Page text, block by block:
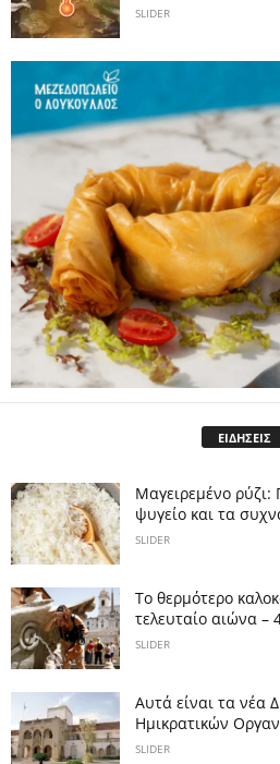
SLIDER
ΕΙΔΗΣΕΙΣ
Μαγειρεμένο ρύζι:
ψυγείο και τα
SLIDER
Το θερμότερο
τελευταίο αιώνα –
SLIDER
Αυτά είναι τα νέα
Ημικρατικών
SLIDER